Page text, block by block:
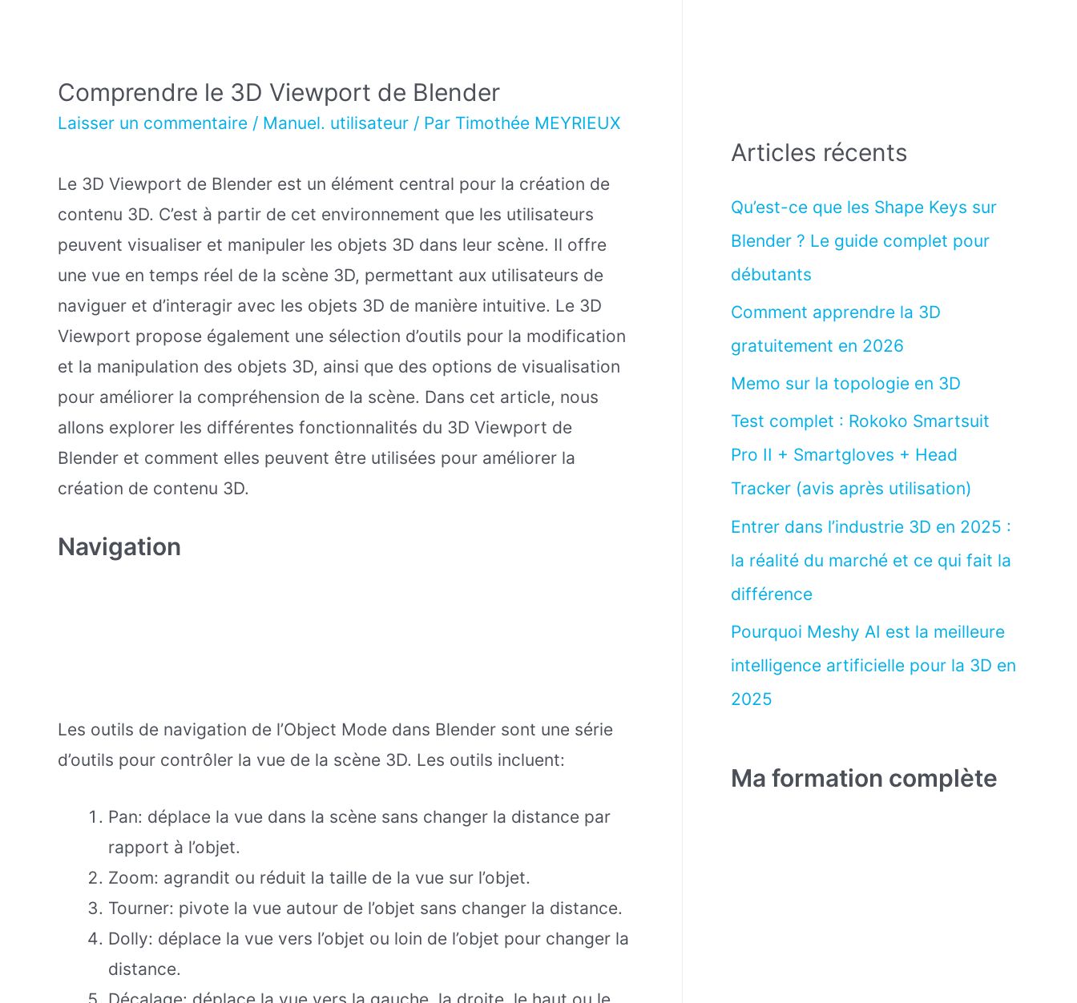
Comprendre le 3D Viewport de Blender
Laisser un commentaire / Manuel. utilisateur / Par Timothée MEYRIEUX
Le 3D Viewport de Blender est un élément central pour la création de
contenu 3D. C’est à partir de cet environnement que les utilisateurs
peuvent visualiser et manipuler les objets 3D dans leur scène. Il offre
une vue en temps réel de la scène 3D, permettant aux utilisateurs de
naviguer et d’interagir avec les objets 3D de manière intuitive. Le 3D
Viewport propose également une sélection d’outils pour la modification
et la manipulation des objets 3D, ainsi que des options de visualisation
pour améliorer la compréhension de la scène. Dans cet article, nous
allons explorer les différentes fonctionnalités du 3D Viewport de
Blender et comment elles peuvent être utilisées pour améliorer la
création de contenu 3D.
Navigation
Les outils de navigation de l’Object Mode dans Blender sont une série
d’outils pour contrôler la vue de la scène 3D. Les outils incluent:
Pan: déplace la vue dans la scène sans changer la distance par
rapport à l’objet.
Zoom: agrandit ou réduit la taille de la vue sur l’objet.
Tourner: pivote la vue autour de l’objet sans changer la distance.
Dolly: déplace la vue vers l’objet ou loin de l’objet pour changer la
distance.
Articles récents
Qu’est-ce que les Shape Keys sur
Blender ? Le guide complet pour
débutants
Comment apprendre la 3D
gratuitement en 2026
Memo sur la topologie en 3D
Test complet : Rokoko Smartsuit
Pro II + Smartgloves + Head
Tracker (avis après utilisation)
Entrer dans l’industrie 3D en 2025 :
la réalité du marché et ce qui fait la
différence
Pourquoi Meshy AI est la meilleure
intelligence artificielle pour la 3D en
2025
Ma formation complète